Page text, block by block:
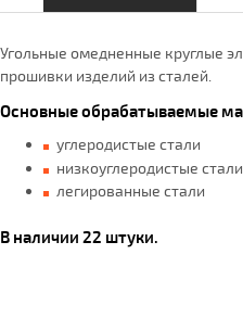
Угольные омедненные круглые
прошивки изделий из сталей.
Основные обрабатываемые
углеродистые стали
низкоуглеродистые стали
легированные стали
В наличии 22 штуки.